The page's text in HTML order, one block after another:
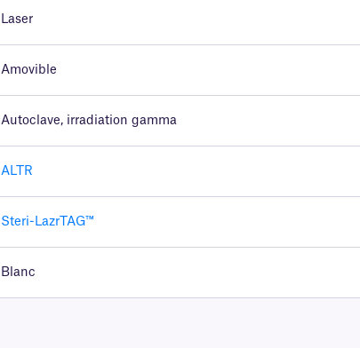
Laser
Amovible
Autoclave, irradiation gamma
ALTR
Steri-LazrTAG™
Blanc